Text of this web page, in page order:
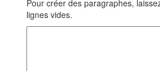
Pour créer des paragraphes,
lignes vides.